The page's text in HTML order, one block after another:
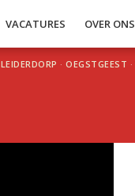
VACATURES OVER ONS
LEIDERDORP · OEGSTGEEST ·